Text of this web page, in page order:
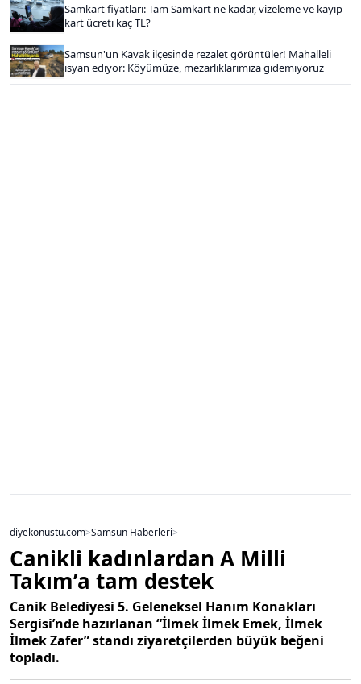
Samkart fiyatları: Tam Samkart ne kadar, vizeleme ve kayıp
kart ücreti kaç TL?
Samsun'un Kavak ilçesinde rezalet görüntüler! Mahalleli
isyan ediyor: Köyümüze, mezarlıklarımıza gidemiyoruz
diyekonustu.com>Samsun Haberleri>
Canikli kadınlardan A Milli
Takım’a tam destek
Canik Belediyesi 5. Geleneksel Hanım Konakları
Sergisi’nde hazırlanan “İlmek İlmek Emek, İlmek
İlmek Zafer” standı ziyaretçilerden büyük beğeni
topladı.